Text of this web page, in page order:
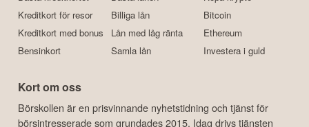
Investera
Börsen idag
Aktier för nybörjare
Aktier & Fonder
Aktietips
Investmentbolag
Kreditkort Lån Alternativt